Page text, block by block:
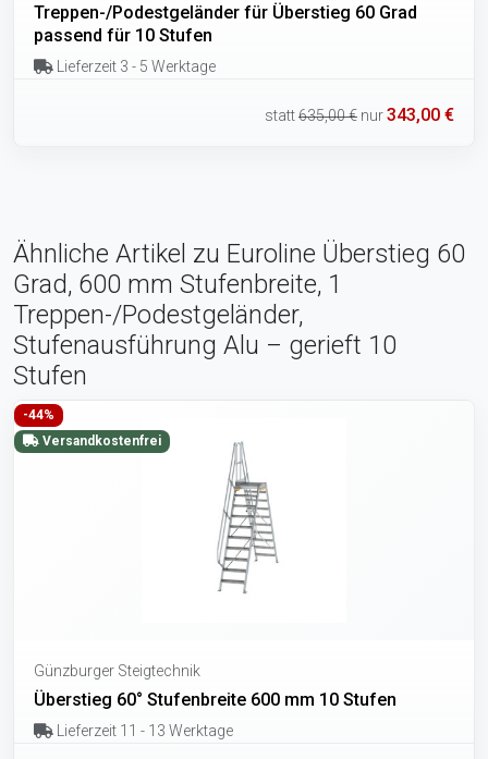
Treppen-/Podestgeländer für Überstieg 60 Grad
passend für 10 Stufen
Lieferzeit 3 - 5 Werktage
statt635,00 € nur343,00 €
Ähnliche Artikel zu Euroline Überstieg 60
Grad, 600 mm Stufenbreite, 1
Treppen-/Podestgeländer,
Stufenausführung Alu – gerieft 10
Stufen
-44%
Versandkostenfrei
Günzburger Steigtechnik
Überstieg 60° Stufenbreite 600 mm 10 Stufen
Lieferzeit 11 - 13 Werktage